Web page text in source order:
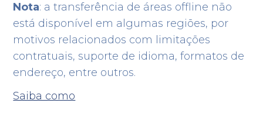
Nota: a transferência de áreas offline não
está disponível em algumas regiões, por
motivos relacionados com limitações
contratuais, suporte de idioma, formatos de
endereço, entre outros.
Saiba como